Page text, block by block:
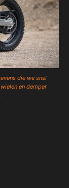
die we snel
en demper